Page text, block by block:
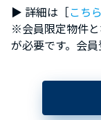
▶︎ 詳細は［こちら
※会員限定物件
が必要です。会